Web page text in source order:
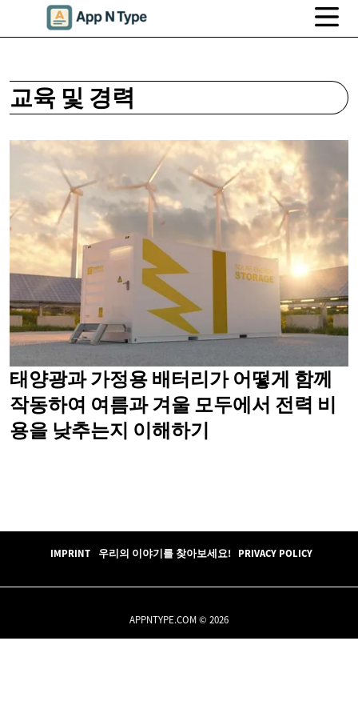
교육 및 경력
태양광과 가정용 배터리가 어떻게 함께
작동하여 여름과 겨울 모두에서 전력 비
용을 낮추는지 이해하기
IMPRINT 우리의 이야기를 찾아보세요! PRIVACY POLICY
APPNTYPE.COM © 2026